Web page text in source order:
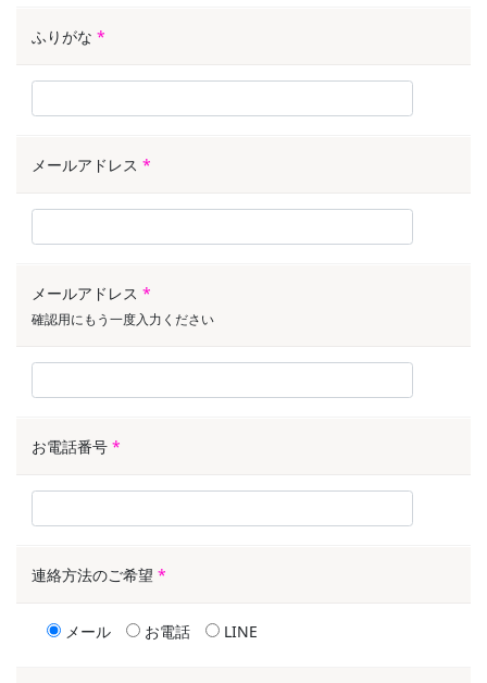
ふりがな *
メールアドレス *
メールアドレス *
確認用にもう一度入力ください
お電話番号 *
連絡方法のご希望 *
メール お電話 LINE